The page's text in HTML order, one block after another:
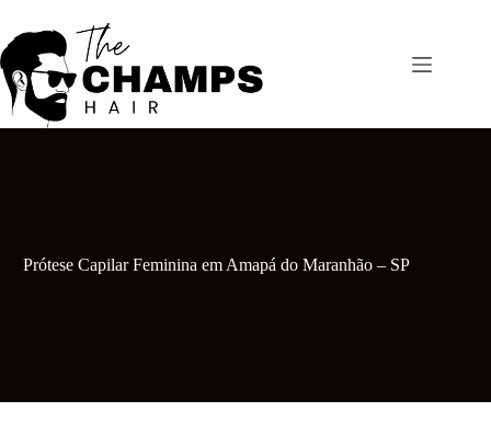
para
o
conteúdo
Prótese Capilar Feminina em Amapá do Maranhão – SP